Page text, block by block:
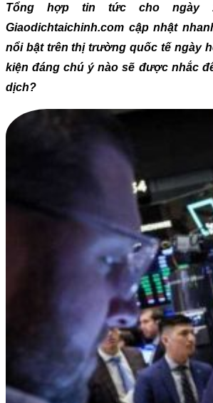
Tổng hợp tin tức cho ngày
Giaodichtaichinh.com cập nhật
nổi bật trên thị trường quốc tế ngày
kiện đáng chú ý nào sẽ được nhắc
dịch?